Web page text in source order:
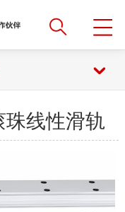
珠线性滑轨